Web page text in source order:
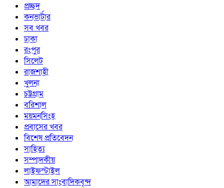
প্রচ্ছদ
কনভার্টার
সব খবর
ঢাকা
রংপুর
সিলেট
রাজশাহী
খুলনা
চট্টগ্রাম
বরিশাল
ময়মনসিংহ
প্রবাসের খবর
বিশেষ প্রতিবেদন
সাহিত্য
সম্পাদকীয়
লাইফস্টাইল
আমাদের সাংবাদিকবৃন্দ